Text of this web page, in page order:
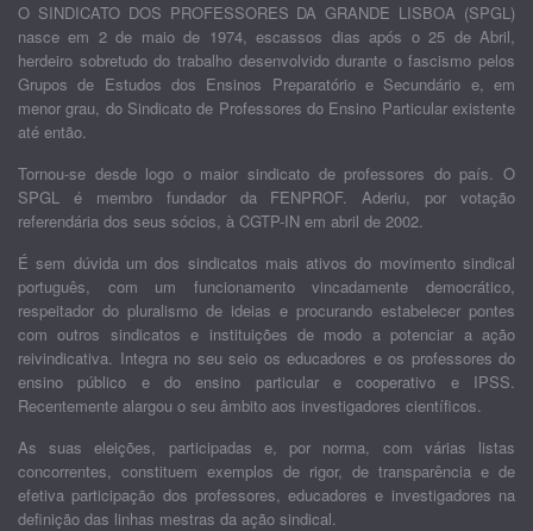
O SINDICATO DOS PROFESSORES DA GRANDE LISBOA (SPGL)
nasce em 2 de maio de 1974, escassos dias após o 25 de Abril,
herdeiro sobretudo do trabalho desenvolvido durante o fascismo pelos
Grupos de Estudos dos Ensinos Preparatório e Secundário e, em
menor grau, do Sindicato de Professores do Ensino Particular existente
até então.
Tornou-se desde logo o maior sindicato de professores do país. O
SPGL é membro fundador da FENPROF. Aderiu, por votação
referendária dos seus sócios, à CGTP-IN em abril de 2002.
É sem dúvida um dos sindicatos mais ativos do movimento sindical
português, com um funcionamento vincadamente democrático,
respeitador do pluralismo de ideias e procurando estabelecer pontes
com outros sindicatos e instituições de modo a potenciar a ação
reivindicativa. Integra no seu seio os educadores e os professores do
ensino público e do ensino particular e cooperativo e IPSS.
Recentemente alargou o seu âmbito aos investigadores científicos.
As suas eleições, participadas e, por norma, com várias listas
concorrentes, constituem exemplos de rigor, de transparência e de
efetiva participação dos professores, educadores e investigadores na
definição das linhas mestras da ação sindical.